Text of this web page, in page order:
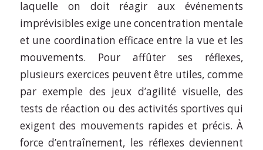
laquelle on doit réagir aux événements
imprévisibles exige une concentration mentale
et une coordination efficace entre la vue et les
mouvements. Pour affûter ses réflexes,
plusieurs exercices peuvent être utiles, comme
par exemple des jeux d’agilité visuelle, des
tests de réaction ou des activités sportives qui
exigent des mouvements rapides et précis. À
force d’entraînement, les réflexes deviennent